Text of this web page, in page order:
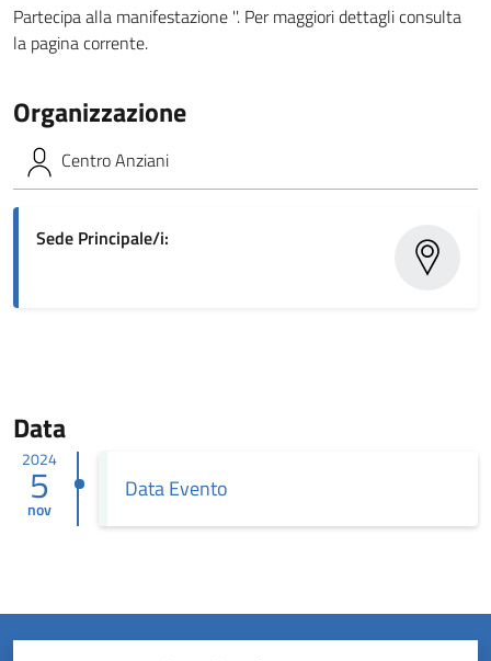
Partecipa alla manifestazione ''. Per maggiori dettagli consulta
la pagina corrente.
Organizzazione
Centro Anziani
Sede Principale/i:
Data
2024
5
nov
Data Evento